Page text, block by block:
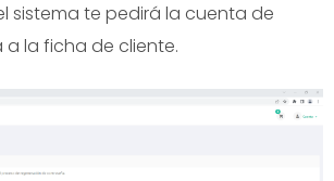
sistema te pedirá la cuenta de
la ficha de cliente.